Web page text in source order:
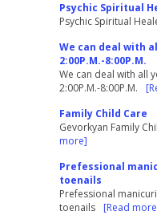
Psychic Spiritual
Psychic Spiritual
We can deal with
2:00P.M.-8:00P.M.
We can deal with all
2:00P.M.-8:00P.M.
Family Child Care
Gevorkyan Family
more]
Prefessional
toenails
Prefessional
toenails
[Read